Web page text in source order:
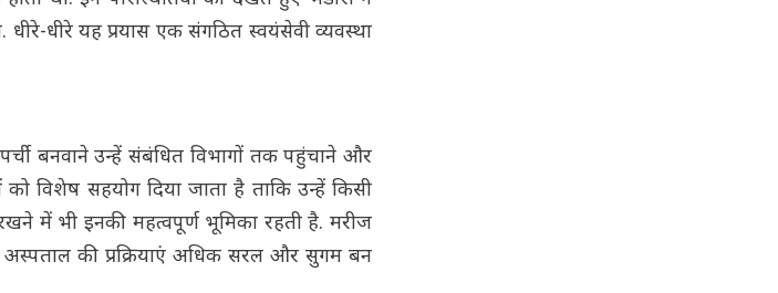
धीरे यह प्रयास एक संगठित स्वयंसेवी व्यवस्था
बनवाने उन्हें संबंधित विभागों तक पहुंचाने और
विशेष सहयोग दिया जाता है ताकि उन्हें किसी
में भी इनकी महत्वपूर्ण भूमिका रहती है. मरीज
की प्रक्रियाएं अधिक सरल और सुगम बन